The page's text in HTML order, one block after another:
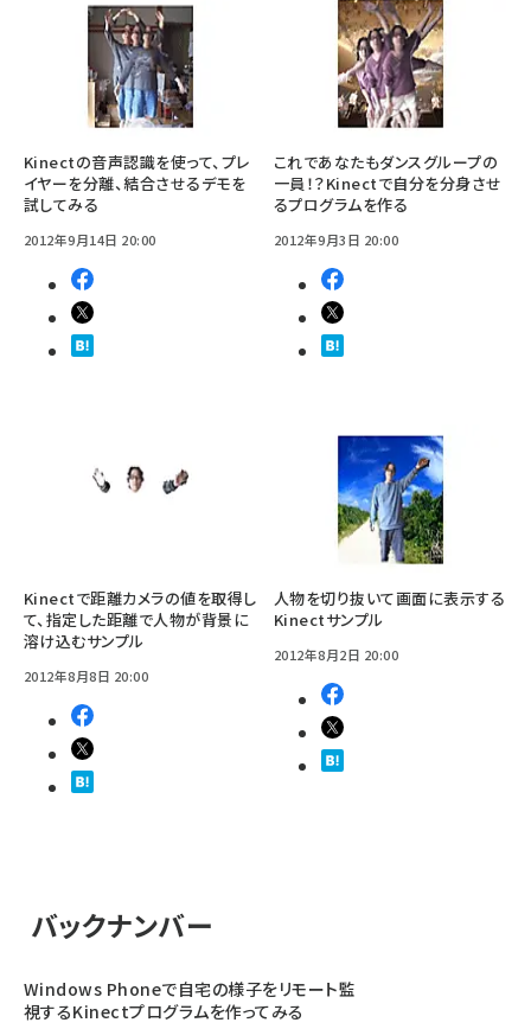
Kinectの音声認識を使って、プレ
イヤーを分離、結合させるデモを
試してみる
2012年9月14日 20:00
これであなたもダンスグループの
一員！？Kinectで自分を分身させ
るプログラムを作る
2012年9月3日 20:00
Kinectで距離カメラの値を取得し
て、指定した距離で人物が背景に
溶け込むサンプル
2012年8月8日 20:00
人物を切り抜いて画面に表示する
Kinectサンプル
2012年8月2日 20:00
バックナンバー
Windows Phoneで自宅の様子をリモート監
視するKinectプログラムを作ってみる